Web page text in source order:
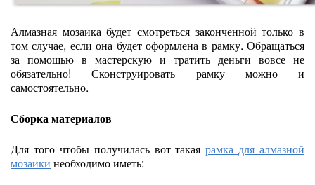
Алмазная мозаика будет смотреться законченной только в
том случае, если она будет оформлена в рамку. Обращаться
за помощью в мастерскую и тратить деньги вовсе не
обязательно! Сконструировать рамку можно и
самостоятельно.
Сборка материалов
Для того чтобы получилась вот такаярамка для алмазной
мозаики необходимо иметь: